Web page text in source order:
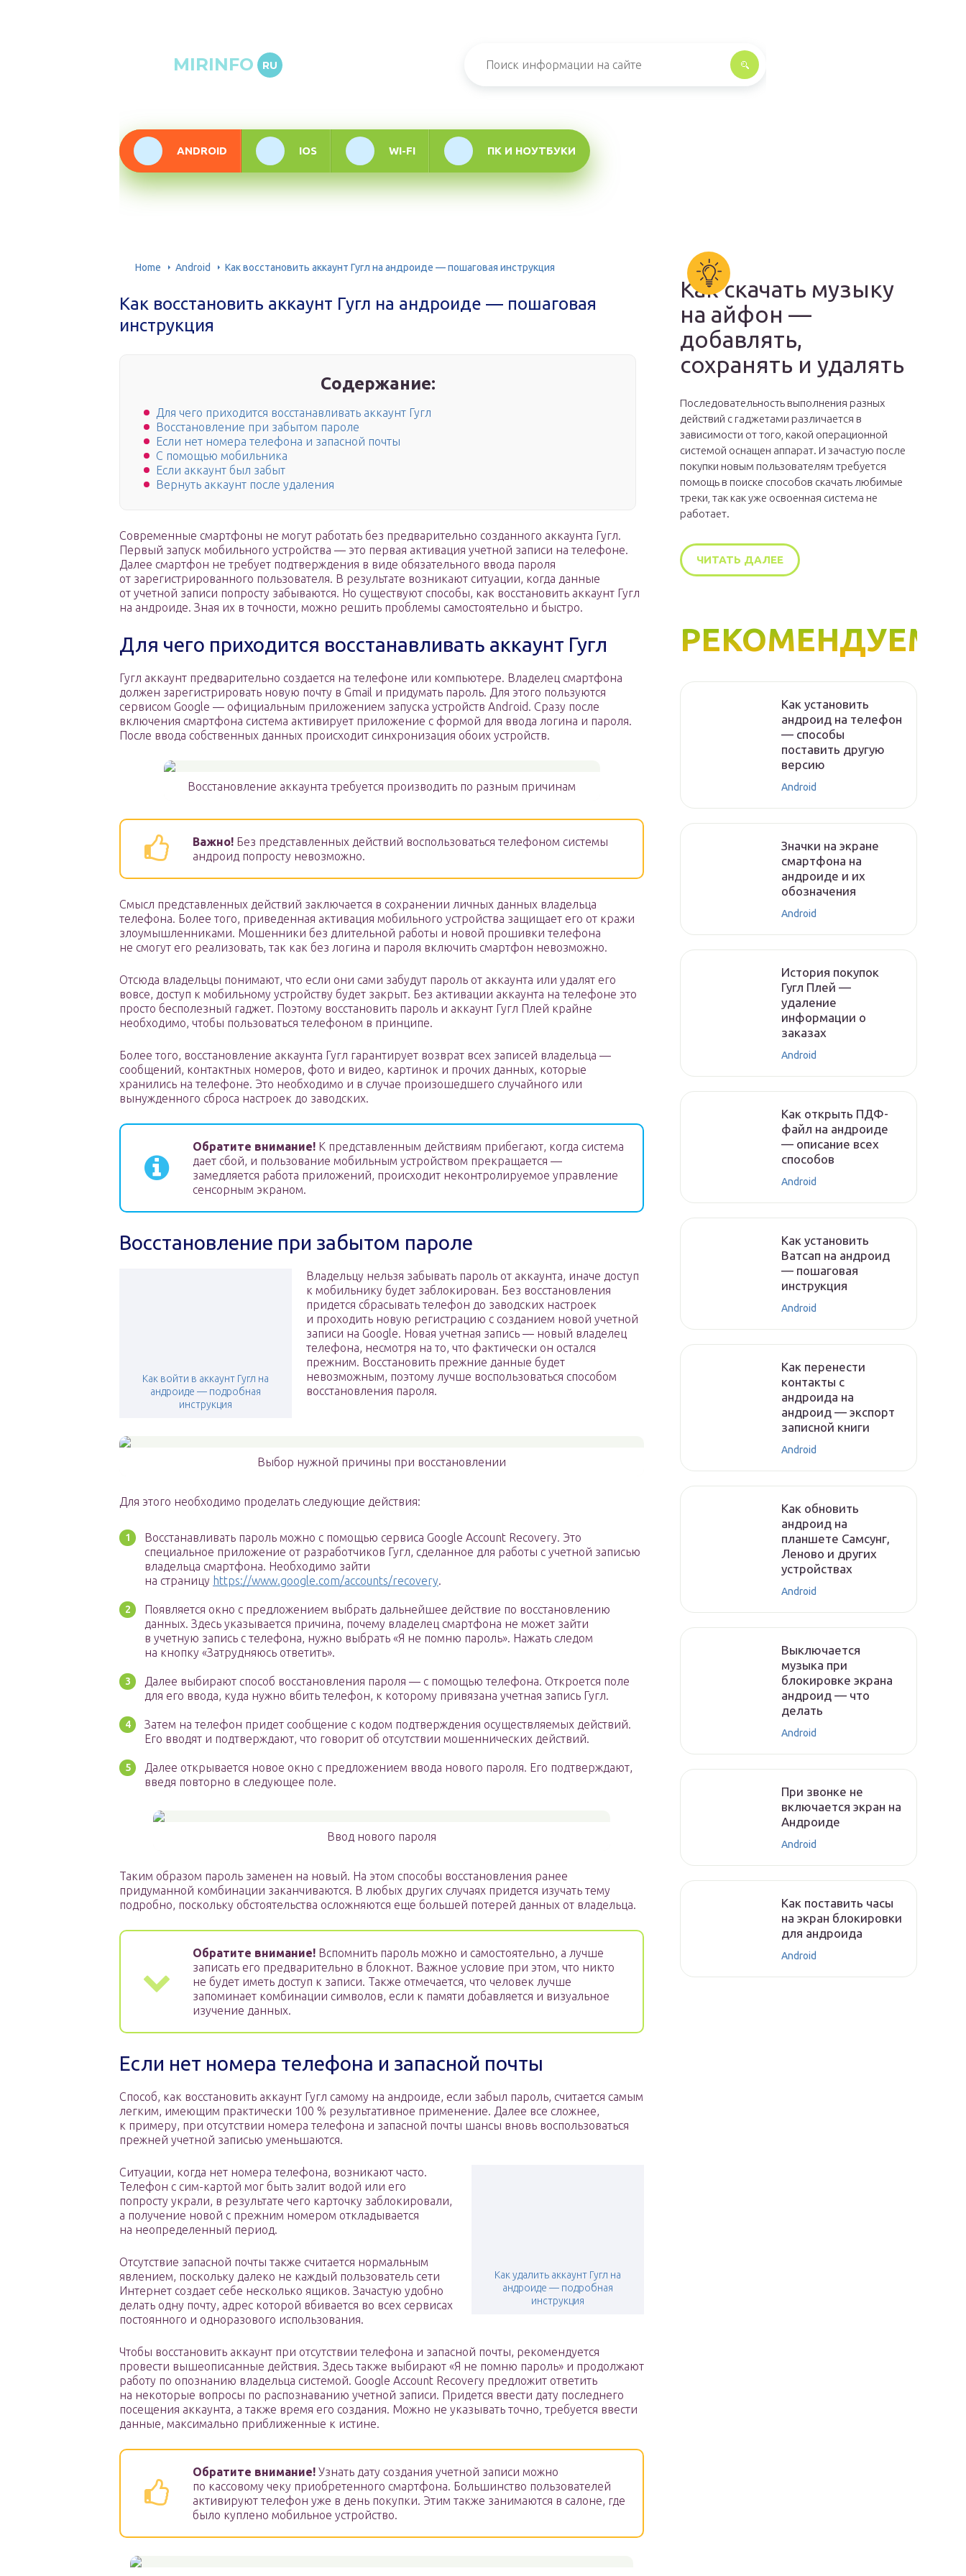
MIRINFO RU
ANDROID IOS WI-FI ПК И НОУТБУКИ
Home Android Как восстановить аккаунт Гугл на андроиде — пошаговая инструкция
Как восстановить аккаунт Гугл на андроиде — пошаговая
инструкция
Содержание:
Для чего приходится восстанавливать аккаунт Гугл
Восстановление при забытом пароле
Если нет номера телефона и запасной почты
С помощью мобильника
Если аккаунт был забыт
Вернуть аккаунт после удаления
Современные смартфоны не могут работать без предварительно созданного аккаунта Гугл.
Первый запуск мобильного устройства — это первая активация учетной записи на телефоне.
Далее смартфон не требует подтверждения в виде обязательного ввода пароля
от зарегистрированного пользователя. В результате возникают ситуации, когда данные
от учетной записи попросту забываются. Но существуют способы, как восстановить аккаунт Гугл
на андроиде. Зная их в точности, можно решить проблемы самостоятельно и быстро.
Для чего приходится восстанавливать аккаунт Гугл
Гугл аккаунт предварительно создается на телефоне или компьютере. Владелец смартфона
должен зарегистрировать новую почту в Gmail и придумать пароль. Для этого пользуются
сервисом Google — официальным приложением запуска устройств Android. Сразу после
включения смартфона система активирует приложение с формой для ввода логина и пароля.
После ввода собственных данных происходит синхронизация обоих устройств.
Восстановление аккаунта требуется производить по разным причинам
Важно! Без представленных действий воспользоваться телефоном системы
андроид попросту невозможно.
Смысл представленных действий заключается в сохранении личных данных владельца
телефона. Более того, приведенная активация мобильного устройства защищает его от кражи
злоумышленниками. Мошенники без длительной работы и новой прошивки телефона
не смогут его реализовать, так как без логина и пароля включить смартфон невозможно.
Отсюда владельцы понимают, что если они сами забудут пароль от аккаунта или удалят его
вовсе, доступ к мобильному устройству будет закрыт. Без активации аккаунта на телефоне это
просто бесполезный гаджет. Поэтому восстановить пароль и аккаунт Гугл Плей крайне
необходимо, чтобы пользоваться телефоном в принципе.
Более того, восстановление аккаунта Гугл гарантирует возврат всех записей владельца —
сообщений, контактных номеров, фото и видео, картинок и прочих данных, которые
хранились на телефоне. Это необходимо и в случае произошедшего случайного или
вынужденного сброса настроек до заводских.
Обратите внимание! К представленным действиям прибегают, когда система
дает сбой, и пользование мобильным устройством прекращается —
замедляется работа приложений, происходит неконтролируемое управление
сенсорным экраном.
Восстановление при забытом пароле
Как войти в аккаунт Гугл на
андроиде — подробная
инструкция
Владельцу нельзя забывать пароль от аккаунта, иначе доступ
к мобильнику будет заблокирован. Без восстановления
придется сбрасывать телефон до заводских настроек
и проходить новую регистрацию с созданием новой учетной
записи на Google. Новая учетная запись — новый владелец
телефона, несмотря на то, что фактически он остался
прежним. Восстановить прежние данные будет
невозможным, поэтому лучше воспользоваться способом
восстановления пароля.
Выбор нужной причины при восстановлении
Для этого необходимо проделать следующие действия:
Восстанавливать пароль можно с помощью сервиса Google Account Recovery. Это
специальное приложение от разработчиков Гугл, сделанное для работы с учетной записью
владельца смартфона. Необходимо зайти
на страницу https://www.google.com/accounts/recovery.
Появляется окно с предложением выбрать дальнейшее действие по восстановлению
данных. Здесь указывается причина, почему владелец смартфона не может зайти
в учетную запись с телефона, нужно выбрать «Я не помню пароль». Нажать следом
на кнопку «Затрудняюсь ответить».
Далее выбирают способ восстановления пароля — с помощью телефона. Откроется поле
для его ввода, куда нужно вбить телефон, к которому привязана учетная запись Гугл.
Затем на телефон придет сообщение с кодом подтверждения осуществляемых действий.
Его вводят и подтверждают, что говорит об отсутствии мошеннических действий.
Далее открывается новое окно с предложением ввода нового пароля. Его подтверждают,
введя повторно в следующее поле.
Ввод нового пароля
Таким образом пароль заменен на новый. На этом способы восстановления ранее
придуманной комбинации заканчиваются. В любых других случаях придется изучать тему
подробно, поскольку обстоятельства осложняются еще большей потерей данных от владельца.
Обратите внимание! Вспомнить пароль можно и самостоятельно, а лучше
записать его предварительно в блокнот. Важное условие при этом, что никто
не будет иметь доступ к записи. Также отмечается, что человек лучше
запоминает комбинации символов, если к памяти добавляется и визуальное
изучение данных.
Если нет номера телефона и запасной почты
Способ, как восстановить аккаунт Гугл самому на андроиде, если забыл пароль, считается самым
легким, имеющим практически 100 % результативное применение. Далее все сложнее,
к примеру, при отсутствии номера телефона и запасной почты шансы вновь воспользоваться
прежней учетной записью уменьшаются.
Как удалить аккаунт Гугл на
андроиде — подробная
инструкция
Ситуации, когда нет номера телефона, возникают часто.
Телефон с сим-картой мог быть залит водой или его
попросту украли, в результате чего карточку заблокировали,
а получение новой с прежним номером откладывается
на неопределенный период.
Отсутствие запасной почты также считается нормальным
явлением, поскольку далеко не каждый пользователь сети
Интернет создает себе несколько ящиков. Зачастую удобно
делать одну почту, адрес которой вбивается во всех сервисах
постоянного и одноразового использования.
Чтобы восстановить аккаунт при отсутствии телефона и запасной почты, рекомендуется
провести вышеописанные действия. Здесь также выбирают «Я не помню пароль» и продолжают
работу по опознанию владельца системой. Google Account Recovery предложит ответить
на некоторые вопросы по распознаванию учетной записи. Придется ввести дату последнего
посещения аккаунта, а также время его создания. Можно не указывать точно, требуется ввести
данные, максимально приближенные к истине.
Обратите внимание! Узнать дату создания учетной записи можно
по кассовому чеку приобретенного смартфона. Большинство пользователей
активируют телефон уже в день покупки. Этим также занимаются в салоне, где
было куплено мобильное устройство.
Как скачать музыку
на айфон —
добавлять,
сохранять и удалять
Последовательность выполнения разных
действий с гаджетами различается в
зависимости от того, какой операционной
системой оснащен аппарат. И зачастую после
покупки новым пользователям требуется
помощь в поиске способов скачать любимые
треки, так как уже освоенная система не
работает.
ЧИТАТЬ ДАЛЕЕ
РЕКОМЕНДУЕМ
Как установить
андроид на телефон
— способы
поставить другую
версию
Android
Значки на экране
смартфона на
андроиде и их
обозначения
Android
История покупок
Гугл Плей —
удаление
информации о
заказах
Android
Как открыть ПДФ-
файл на андроиде
— описание всех
способов
Android
Как установить
Ватсап на андроид
— пошаговая
инструкция
Android
Как перенести
контакты с
андроида на
андроид — экспорт
записной книги
Android
Как обновить
андроид на
планшете Самсунг,
Леново и других
устройствах
Android
Выключается
музыка при
блокировке экрана
андроид — что
делать
Android
При звонке не
включается экран на
Андроиде
Android
Как поставить часы
на экран блокировки
для андроида
Android